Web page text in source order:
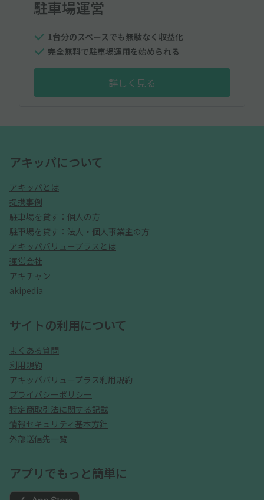
駐車場運営
1台分のスペースでも無駄なく収益化
完全無料で駐車場運用を始められる
詳しく見る
アキッパについて
アキッパとは
提携事例
駐車場を貸す：個人の方
駐車場を貸す：法人・個人事業主の方
アキッパバリュープラスとは
運営会社
アキチャン
akipedia
サイトの利用について
よくある質問
利用規約
アキッパバリュープラス利用規約
プライバシーポリシー
特定商取引法に関する記載
情報セキュリティ基本方針
外部送信先一覧
アプリでもっと簡単に